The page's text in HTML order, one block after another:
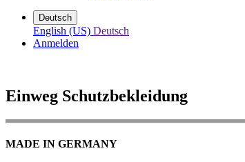
Deutsch
English (US) Deutsch
Anmelden
Einweg Schutzbekleidung
MADE IN GERMANY